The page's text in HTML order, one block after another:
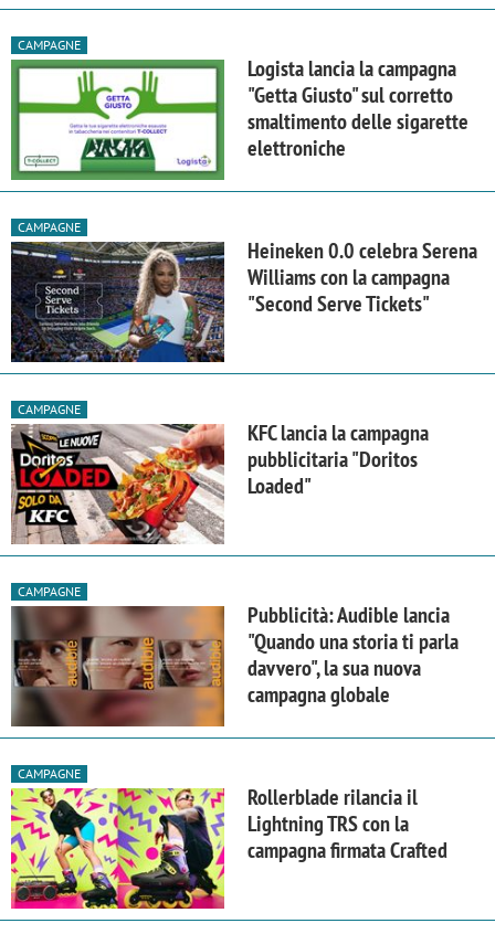
CAMPAGNE
Logista lancia la campagna
"Getta Giusto" sul corretto
smaltimento delle sigarette
elettroniche
CAMPAGNE
Heineken 0.0 celebra Serena
Williams con la campagna
"Second Serve Tickets"
CAMPAGNE
KFC lancia la campagna
pubblicitaria "Doritos
Loaded"
CAMPAGNE
Pubblicità: Audible lancia
"Quando una storia ti parla
davvero", la sua nuova
campagna globale
CAMPAGNE
Rollerblade rilancia il
Lightning TRS con la
campagna firmata Crafted